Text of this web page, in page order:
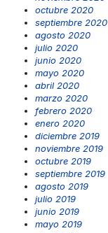
octubre 2020
septiembre 2020
agosto 2020
julio 2020
junio 2020
mayo 2020
abril 2020
marzo 2020
febrero 2020
enero 2020
diciembre 2019
noviembre 2019
octubre 2019
septiembre 2019
agosto 2019
julio 2019
junio 2019
mayo 2019